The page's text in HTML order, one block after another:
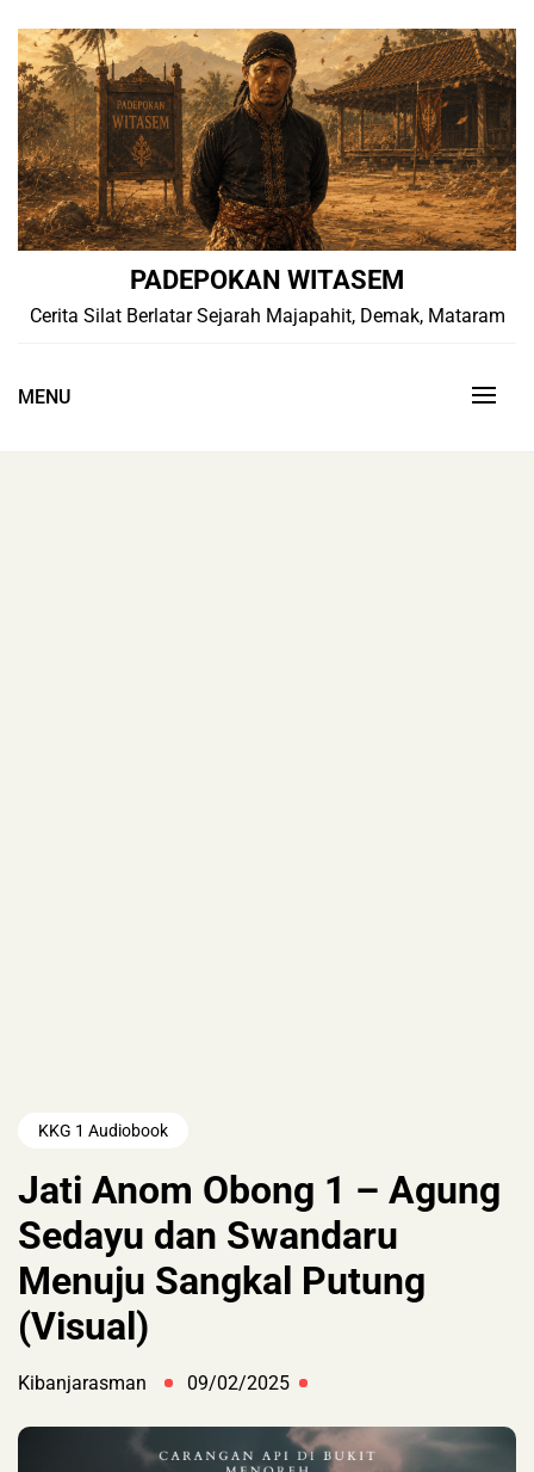
content
PADEPOKAN WITASEM
Cerita Silat Berlatar Sejarah Majapahit, Demak, Mataram
MENU
KKG 1 Audiobook
Jati Anom Obong 1 – Agung
Sedayu dan Swandaru
Menuju Sangkal Putung
(Visual)
Kibanjarasman 09/02/2025